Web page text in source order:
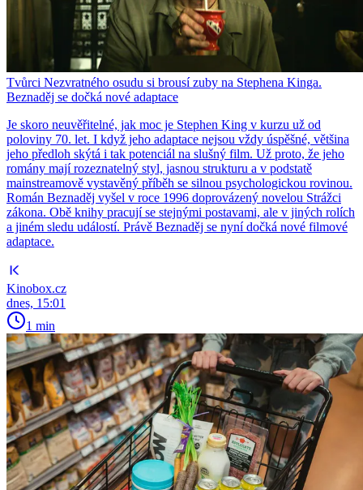
Tvůrci Nezvratného osudu si brousí zuby na Stephena Kinga.
Beznaděj se dočká nové adaptace
Je skoro neuvěřitelné, jak moc je Stephen King v kurzu už od
poloviny 70. let. I když jeho adaptace nejsou vždy úspěšné, většina
jeho předloh skýtá i tak potenciál na slušný film. Už proto, že jeho
romány mají rozeznatelný styl, jasnou strukturu a v podstatě
mainstreamově vystavěný příběh se silnou psychologickou rovinou.
Román Beznaděj vyšel v roce 1996 doprovázený novelou Strážci
zákona. Obě knihy pracují se stejnými postavami, ale v jiných rolích
a jiném sledu událostí. Právě Beznaděj se nyní dočká nové filmové
adaptace.
Kinobox.cz
dnes, 15:01
1 min